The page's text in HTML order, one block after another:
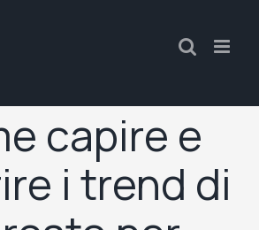
capire e
i trend di